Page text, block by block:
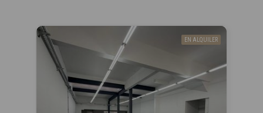
EN ALQUILER